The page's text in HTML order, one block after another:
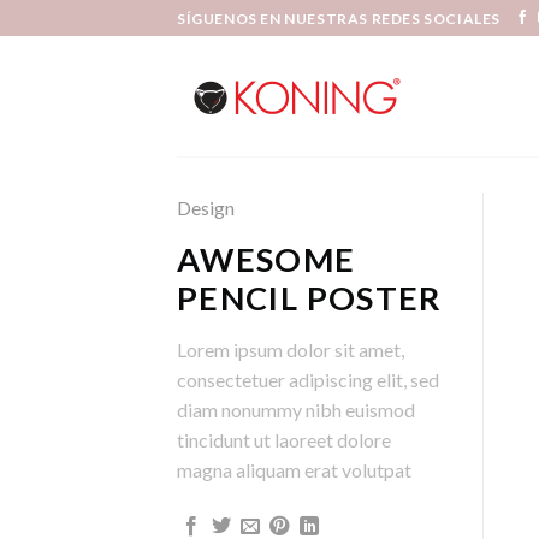
SÍGUENOS EN NUESTRAS REDES SOCIALES
Design
AWESOME
PENCIL POSTER
Lorem ipsum dolor sit amet,
consectetuer adipiscing elit, sed
diam nonummy nibh euismod
tincidunt ut laoreet dolore
magna aliquam erat volutpat